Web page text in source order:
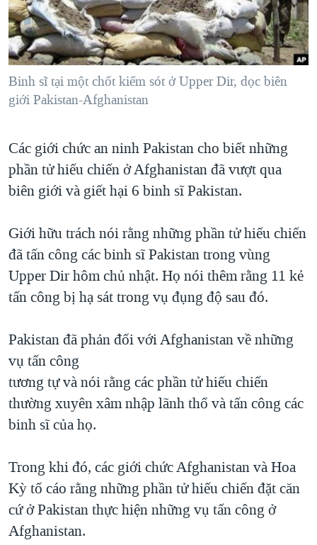
"Tìm"NGƯỜI VIỆT HẢI NGOẠI
ĐỜI SỐNG
KINH TẾ
KHOA HỌC
VĂN HOÁ
THỂ THAO
GIÁO DỤC
TẠI
HÀNH TRÌNH BẦU CỬ 2024
MỘT NĂM CHIẾN TRANH TẠI DẢI GAZA
GIẢI MÃ VÀNH ĐAI & CON ĐƯỜNG
NGÀY TỊ NẠN THẾ GIỚI
GROUND ZERO – XƯA VÀ NAY
CHI PHÍ CHIẾN TRANH AFGHANISTAN
THƯỢNG ĐỈNH TRUMP-KIM TẠI VIỆT NAM
TRỊNH VĨNH BÌNH VS. CHÍNH PHỦ VIỆT NAM
NGƯ DÂN VIỆT VÀ LÀN SÓNG TRỘM HẢI SÂM
QUAN HỆ VIỆT MỸ
VIDEO
NGHE
MẠNG XÃ HỘI
Ngôn ngữ khác
Binh sĩ tại một chốt kiểm sót ở Upper Dir, dọc biên
giới Pakistan-Afghanistan
Các giới chức an ninh Pakistan cho biết những
phần tử hiếu chiến ở Afghanistan đã vượt qua
biên giới và giết hại 6 binh sĩ Pakistan.
Giới hữu trách nói rằng những phần tử hiếu chiến
đã tấn công các binh sĩ Pakistan trong vùng
Upper Dir hôm chủ nhật. Họ nói thêm rằng 11 kẻ
tấn công bị hạ sát trong vụ đụng độ sau đó.
Pakistan đã phản đối với Afghanistan về những
vụ tấn công
tương tự và nói rằng các phần tử hiếu chiến
thường xuyên xâm nhập lãnh thổ và tấn công các
binh sĩ của họ.
Trong khi đó, các giới chức Afghanistan và Hoa
Kỳ tố cáo rằng những phần tử hiếu chiến đặt căn
cứ ở Pakistan thực hiện những vụ tấn công ở
Afghanistan.